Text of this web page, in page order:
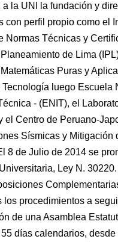
a la UNI la fundación y
con perfil propio como el
Normas Técnicas y
Planeamiento de Lima
Matemáticas Puras y
Tecnología luego Escuela
- (ENIT), el
el Centro de Peruano-
Sísmicas y Mitigación
8 de Julio de 2014 se
Ley N.
los procedimientos a
de una Asamblea
días calendarios,